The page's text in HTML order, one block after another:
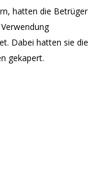
hatten die Betrüger
Dabei hatten sie die
gekapert.